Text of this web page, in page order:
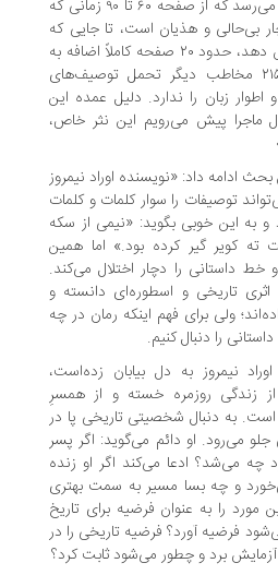
را خسته می‌کند و کار به جایی می‌رسد که از صفحه ۶۰ تا ۹۰ زمانی که
و هذیان است، تا جایی که
مرد بیابانی او را بیابد و نجاتش دهد، حدود ۲۰ صفحه کاملاً اضافه به
یا در صفحه ۲۱۵ مخاطب دیگر تحمل توصیف‌های
را ندارد. دلیل عمده این
پیش می‌رویم این نثر خاص،
داد: «نویسنده اوراد نیمروز
را سوار کلمات و کلمات
خوبی بگوید: «نیمی از سکه
گیر کرده بود.» اما همین
را دچار اختلال می‌کند.
تاریخی و اسطوره‌ای دانسته و
ولی برای فهم اینکه رمان در چه
را دنبال کنیم.
به دل بیابان زده‌است،
روزمره خسته و از همسرِ
شخصیتی تاریخی پا در
او دائم می‌گوید: اگر پسر
ادعا می‌کند اگر او زنده
چه بسا مسیر به سمت بهتری
به عنوان فرضیه برای تاریخ
آورد؟ فرضیه تاریخی را در
برد و چطور می‌شود ثابت کرد؟